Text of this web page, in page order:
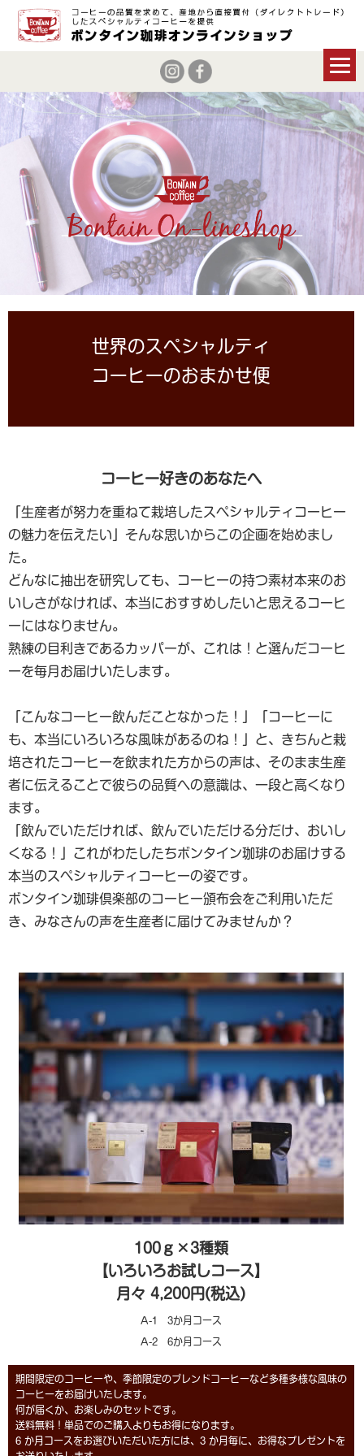
世界のスペシャルティ
コーヒーのおまかせ便
コーヒー好きのあなたへ
「生産者が努力を重ねて栽培したスペシャルティコーヒー
の魅力を伝えたい」そんな思いからこの企画を始めまし
た。
どんなに抽出を研究しても、コーヒーの持つ素材本来のお
いしさがなければ、本当におすすめしたいと思えるコーヒ
ーにはなりません。
熟練の目利きであるカッパーが、これは！と選んだコーヒ
ーを毎月お届けいたします。
「こんなコーヒー飲んだことなかった！」「コーヒーに
も、本当にいろいろな風味があるのね！」と、きちんと栽
培されたコーヒーを飲まれた方からの声は、そのまま生産
者に伝えることで彼らの品質への意識は、一段と高くなり
ます。
「飲んでいただければ、飲んでいただける分だけ、おいし
くなる！」これがわたしたちボンタイン珈琲のお届けする
本当のスペシャルティコーヒーの姿です。
ボンタイン珈琲倶楽部のコーヒー頒布会をご利用いただ
き、みなさんの声を生産者に届けてみませんか？
100ｇ×3種類
【いろいろお試しコース】
月々 4,200円(税込)
A-1 3か月コース
A-2 6か月コース
期間限定のコーヒーや、季節限定のブレンドコーヒーなど多種多様な風味の
コーヒーをお届けいたします。
何が届くか、お楽しみのセットです。
送料無料！単品でのご購入よりもお得になります。
6 か月コースをお選びいただいた方には、3 か月毎に、お得なプレゼントを